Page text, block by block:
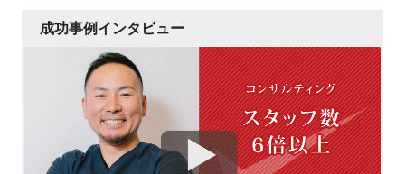
成功事例インタビュー